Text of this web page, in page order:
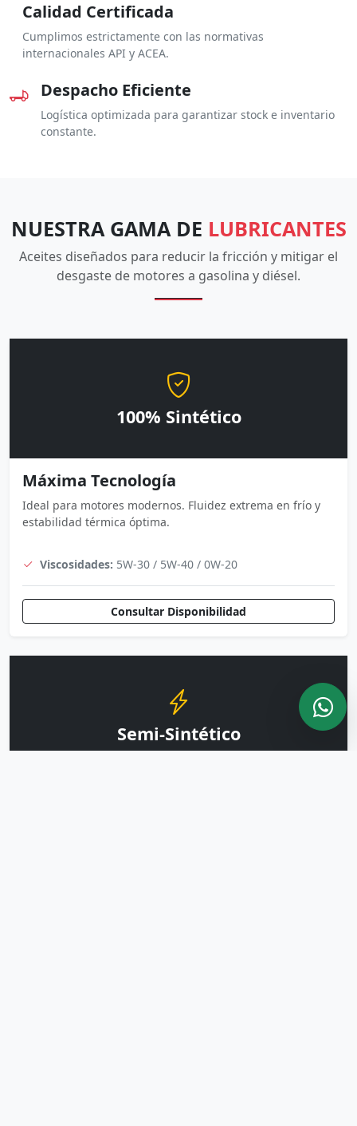
Calidad Certificada
Cumplimos estrictamente con las normativas
internacionales API y ACEA.
Despacho Eficiente
Logística optimizada para garantizar stock e inventario
constante.
NUESTRA GAMA DE LUBRICANTES
Aceites diseñados para reducir la fricción y mitigar el
desgaste de motores a gasolina y diésel.
100% Sintético
Máxima Tecnología
Ideal para motores modernos. Fluidez extrema en frío y
estabilidad térmica óptima.
Viscosidades: 5W-30 / 5W-40 / 0W-20
Consultar Disponibilidad
Semi-Sintético